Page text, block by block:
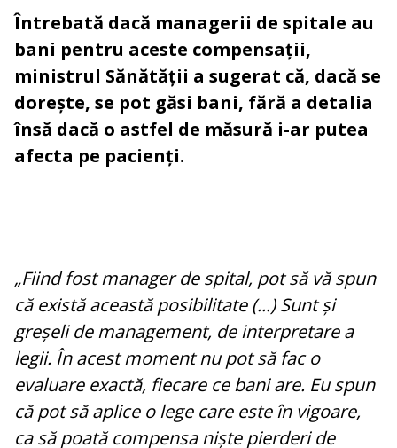
Întrebată dacă managerii de spitale au
bani pentru aceste compensații,
ministrul Sănătății a sugerat că, dacă se
dorește, se pot găsi bani, fără a detalia
însă dacă o astfel de măsură i-ar putea
afecta pe pacienți.
„Fiind fost manager de spital, pot să vă spun
că există această posibilitate (...) Sunt și
greșeli de management, de interpretare a
legii. În acest moment nu pot să fac o
evaluare exactă, fiecare ce bani are. Eu spun
că pot să aplice o lege care este în vigoare,
ca să poată compensa niște pierderi de